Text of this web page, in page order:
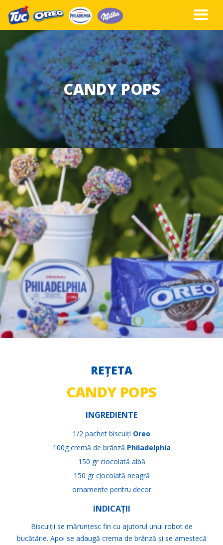
CANDY POPS
REȚETA
CANDY POPS
INGREDIENTE
1/2 pachet biscuiți Oreo
100g cremă de brânză Philadelphia
150 gr ciocolată albă
150 gr ciocolată neagră
ornamente pentru decor
INDICAȚII
Biscuiții se mărunțesc fin cu ajutorul unui robot de
bucătărie. Apoi se adaugă crema de brânză și se amestecă